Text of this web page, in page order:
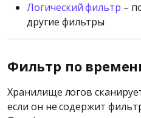
Логический фильтр –
другие фильтры
Фильтр по
Хранилище логов
если он не содержит